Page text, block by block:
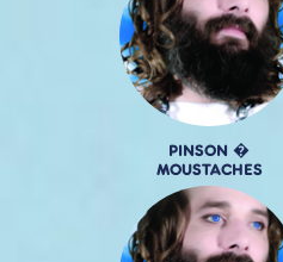
PINSON �
MOUSTACHES